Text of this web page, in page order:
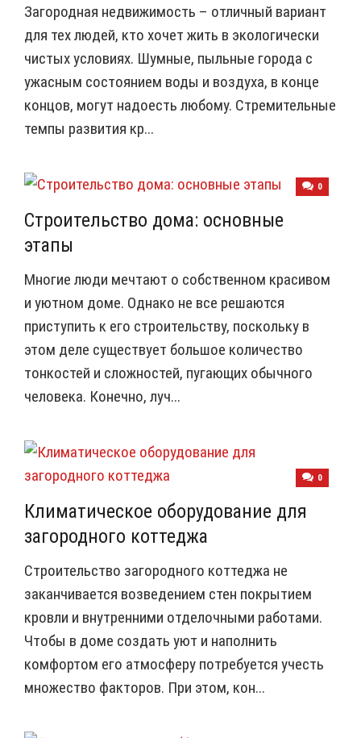
Загородная недвижимость – отличный вариант
для тех людей, кто хочет жить в экологически
чистых условиях. Шумные, пыльные города с
ужасным состоянием воды и воздуха, в конце
концов, могут надоесть любому. Стремительные
темпы развития кр...
0
Строительство дома: основные
этапы
Многие люди мечтают о собственном красивом
и уютном доме. Однако не все решаются
приступить к его строительству, поскольку в
этом деле существует большое количество
тонкостей и сложностей, пугающих обычного
человека. Конечно, луч...
0
Климатическое оборудование для
загородного коттеджа
Строительство загородного коттеджа не
заканчивается возведением стен покрытием
кровли и внутренними отделочными работами.
Чтобы в доме создать уют и наполнить
комфортом его атмосферу потребуется учесть
множество факторов. При этом, кон...